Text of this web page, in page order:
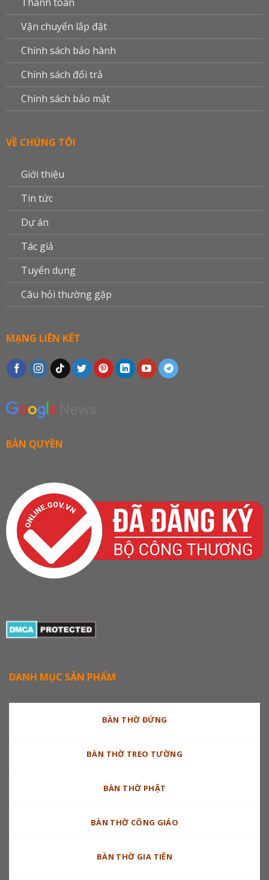
Vận chuyển lắp đặt
Chính sách bảo hành
Chính sách đổi trả
Chính sách bảo mật
VỀ CHÚNG TÔI
Giới thiệu
Tin tức
Dự án
Tác giả
Tuyển dụng
Câu hỏi thường gặp
MẠNG LIÊN KẾT
BẢN QUYỀN
DANH MỤC SẢN PHẨM
BÀN THỜ ĐỨNG
BÀN THỜ TREO TƯỜNG
BÀN THỜ PHẬT
BÀN THỜ CÔNG GIÁO
BÀN THỜ GIA TIÊN